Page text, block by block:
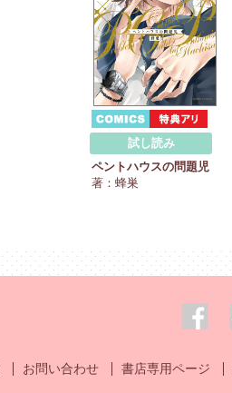
試し読み
ペントハウスの問題児
著：蜂巣
お問い合わせ 書店専用ページ